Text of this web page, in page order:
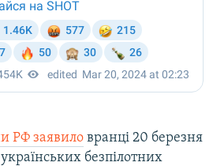
РФ заявило вранці 20 березня
безпілотних